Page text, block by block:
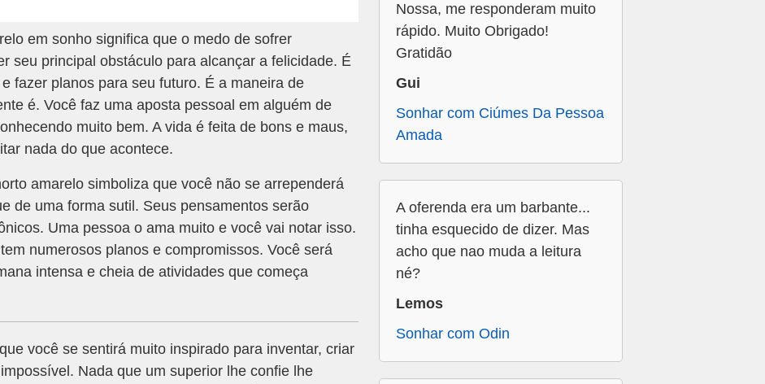
em sonho significa que o medo de sofrer
seu principal obstáculo para alcançar a felicidade. É
fazer planos para seu futuro. É a maneira de
é. Você faz uma aposta pessoal em alguém de
muito bem. A vida é feita de bons e maus,
nada do que acontece.
amarelo simboliza que você não se arrependerá
de uma forma sutil. Seus pensamentos serão
Uma pessoa o ama muito e você vai notar isso.
numerosos planos e compromissos. Você será
intensa e cheia de atividades que começa
você se sentirá muito inspirado para inventar, criar
Nada que um superior lhe confie lhe
Nossa, me responderam muito
rápido. Muito Obrigado!
Gratidão
Gui
Sonhar com Ciúmes Da Pessoa
Amada
A oferenda era um barbante...
tinha esquecido de dizer. Mas
acho que nao muda a leitura
né?
Lemos
Sonhar com Odin